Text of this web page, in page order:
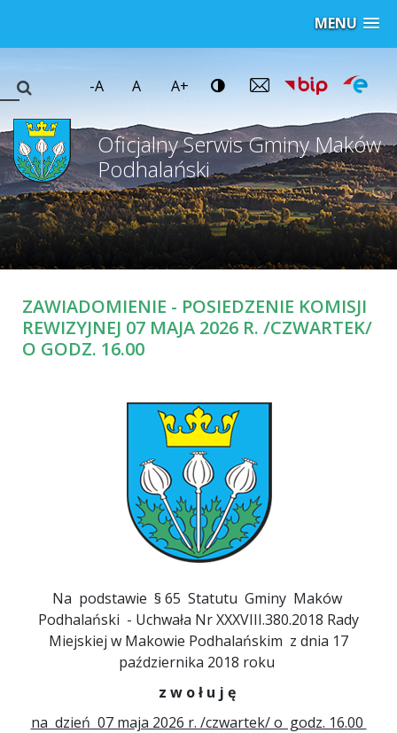
MENU
Oficjalny Serwis Gminy Maków
Podhalański
-A A A+
ZAWIADOMIENIE - POSIEDZENIE KOMISJI
REWIZYJNEJ 07 MAJA 2026 R. /CZWARTEK/
O GODZ. 16.00
Na podstawie § 65 Statutu Gminy Maków
Podhalański - Uchwała Nr XXXVIII.380.2018 Rady
Miejskiej w Makowie Podhalańskim z dnia 17
października 2018 roku
z w o ł u j ę
na dzień 07 maja 2026 r. /czwartek/ o godz. 16.00